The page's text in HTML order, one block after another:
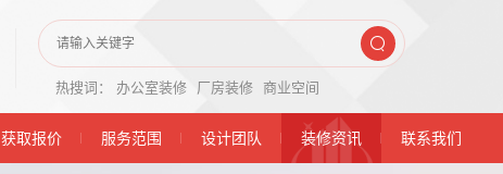
热搜词： 办公室装修 厂房装修 商业空间
获取报价 服务范围 设计团队 装修资讯 联系我们